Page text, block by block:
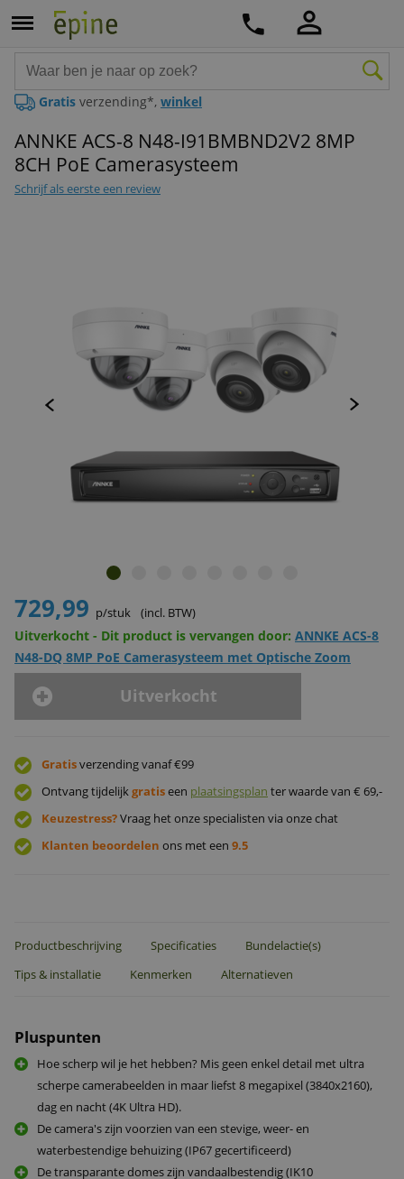
Gratis verzending*, winkel
ANNKE ACS-8 N48-I91BMBND2V2 8MP
8CH PoE Camerasysteem
Schrijf als eerste een review
729,99 p/stuk (incl. BTW)
Uitverkocht - Dit product is vervangen door: ANNKE ACS-8
N48-DQ 8MP PoE Camerasysteem met Optische Zoom
Uitverkocht
Gratisverzending vanaf €99
Ontvang tijdelijkgratiseen plaatsingsplan ter waarde van € 69,-
Keuzestress?Vraag het onze specialisten via onze chat
Klanten beoordelen ons met een 9.5
Productbeschrijving Specificaties
Bundelactie(s)
Tips & installatie
Kenmerken Alternatieven
Pluspunten
Hoe scherp wil je het hebben? Mis geen enkel detail met ultra
scherpe camerabeelden in maar liefst 8 megapixel (3840x2160),
dag en nacht (4K Ultra HD).
De camera's zijn voorzien van een stevige, weer- en
waterbestendige behuizing (IP67 gecertificeerd)
De transparante domes zijn vandaalbestendig (IK10